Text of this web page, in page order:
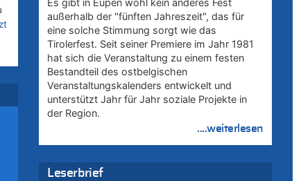
außerhalb der "fünften Jahreszeit", das für
eine solche Stimmung sorgt wie das
Tirolerfest. Seit seiner Premiere im Jahr 1981
hat sich die Veranstaltung zu einem festen
Bestandteil des ostbelgischen
Veranstaltungskalenders entwickelt und
unterstützt Jahr für Jahr soziale Projekte in
der Region.
....weiterlesen
Leserbrief